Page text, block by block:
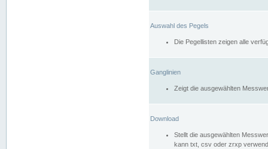
Auswahl des Pegels
Die Pegellisten zeigen alle
Ganglinien
Zeigt die ausgewählten
Download
Stellt die ausgewählten
kann txt, csv oder zrxp